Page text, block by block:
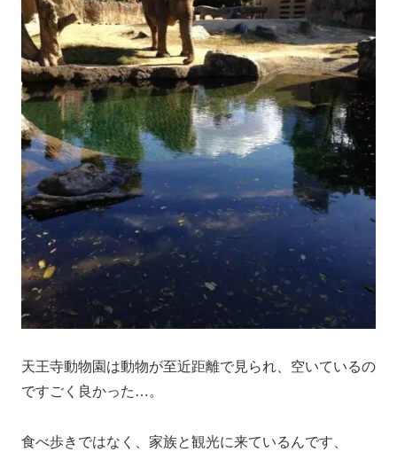
天王寺動物園は動物が至近距離で見られ、空いているの
ですごく良かった…。
食べ歩きではなく、家族と観光に来ているんです、